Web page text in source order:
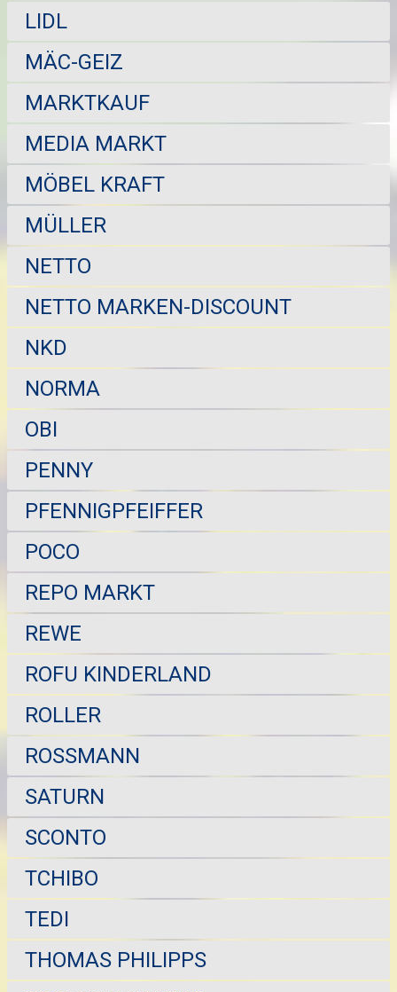
LIDL
MÄC-GEIZ
MARKTKAUF
MEDIA MARKT
MÖBEL KRAFT
MÜLLER
NETTO
NETTO MARKEN-DISCOUNT
NKD
NORMA
OBI
PENNY
PFENNIGPFEIFFER
POCO
REPO MARKT
REWE
ROFU KINDERLAND
ROLLER
ROSSMANN
SATURN
SCONTO
TCHIBO
TEDI
THOMAS PHILIPPS